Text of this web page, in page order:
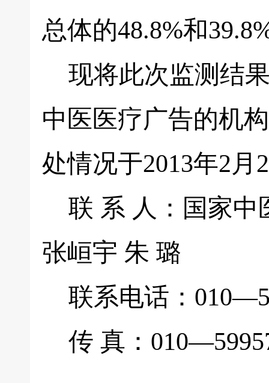
总体的48.8%和
现将此次监测结
中医医疗广告的机
处情况于2013年2月
联 系 人：国家中
张峘宇 朱 璐
联系电话：
传 真：